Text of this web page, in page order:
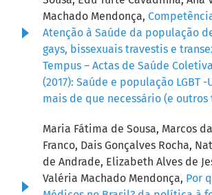
Machado Mendonça,
Atenção à Saúde da população
gays, bissexuais travestis e
Tempus – Actas de Saúde
(2017): Saúde e população LGBT
mais de que necessário (e outros
Maria Fátima de Sousa, Marcos
Franco, Dais Gonçalves Rocha,
de Andrade, Elizabeth Alves de
Valéria Machado Mendonça, Por